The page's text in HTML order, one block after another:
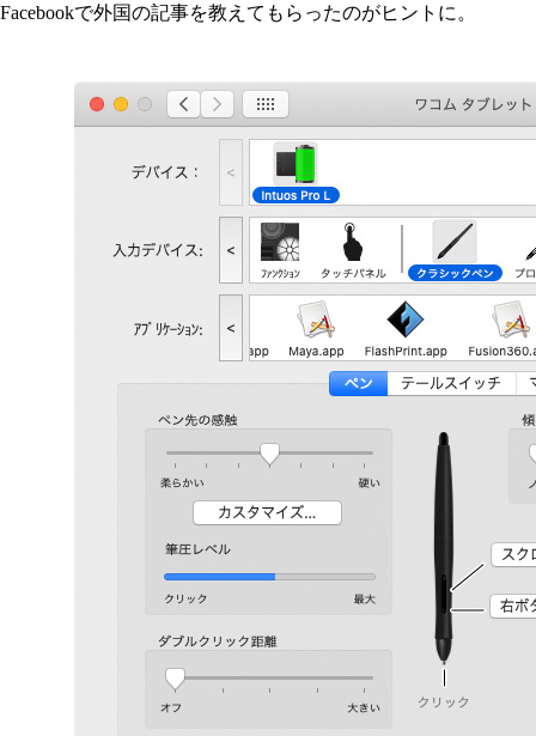
Facebookで外国の記事を教えてもらったのがヒントに。